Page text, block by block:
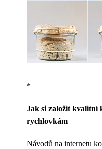
*
Jak si založit kvalitní
rychlovkám
Návodů na internetu